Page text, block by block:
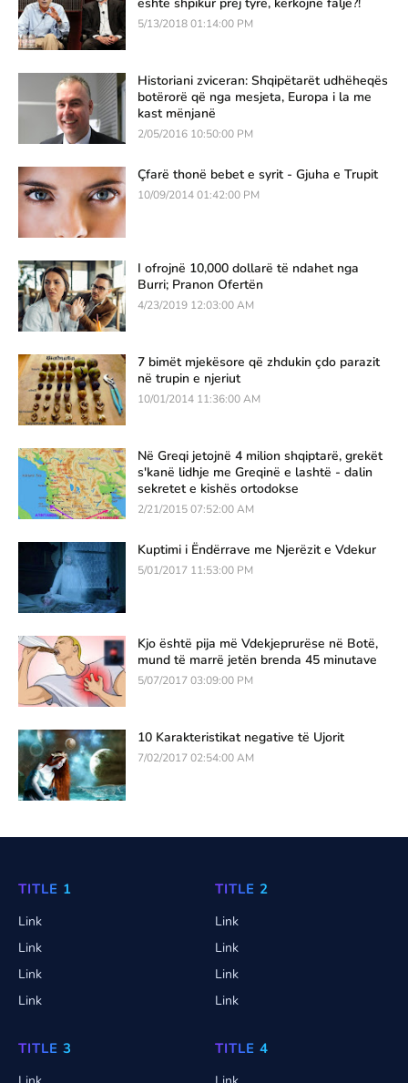
5/13/2018 01:14:00 PM
Historiani zviceran: Shqipëtarët udhëheqës
botërorë që nga mesjeta, Europa i la me
kast mënjanë
2/05/2016 10:50:00 PM
Çfarë thonë bebet e syrit - Gjuha e Trupit
10/09/2014 01:42:00 PM
I ofrojnë 10,000 dollarë të ndahet nga
Burri; Pranon Ofertën
4/23/2019 12:03:00 AM
7 bimët mjekësore që zhdukin çdo parazit
në trupin e njeriut
10/01/2014 11:36:00 AM
Në Greqi jetojnë 4 milion shqiptarë, grekët
s'kanë lidhje me Greqinë e lashtë - dalin
sekretet e kishës ortodokse
2/21/2015 07:52:00 AM
Kuptimi i Ëndërrave me Njerëzit e Vdekur
5/01/2017 11:53:00 PM
Kjo është pija më Vdekjeprurëse në Botë,
mund të marrë jetën brenda 45 minutave
5/07/2017 03:09:00 PM
10 Karakteristikat negative të Ujorit
7/02/2017 02:54:00 AM
TITLE 1
Link
Link
Link
Link
TITLE 2
Link
Link
Link
Link
TITLE 3 TITLE 4